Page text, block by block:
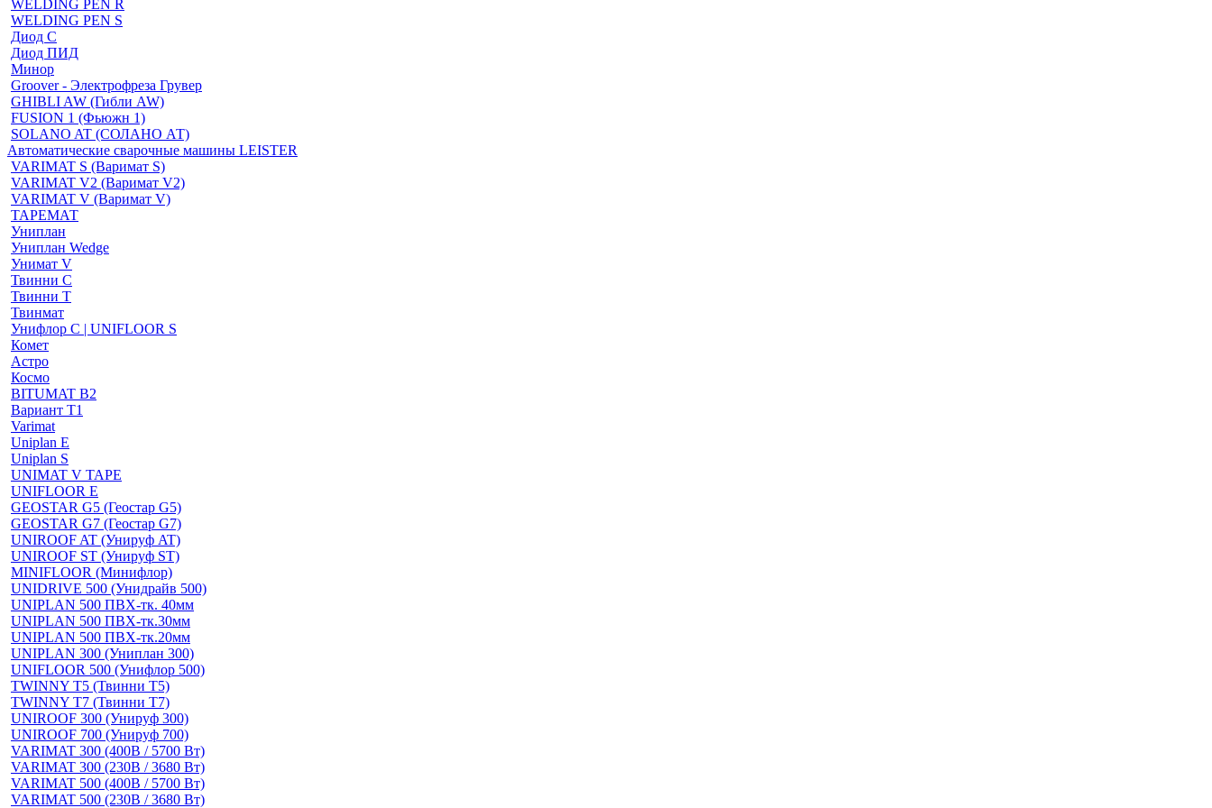
WELDING PEN R
WELDING PEN S
Диод С
Диод ПИД
Минор
Groover - Электрофреза Грувер
GHIBLI AW (Гибли AW)
FUSION 1 (Фьюжн 1)
SOLANO AT (СОЛАНО АТ)
Автоматические сварочные машины LEISTER
VARIMAT S (Варимат S)
VARIMAT V2 (Варимат V2)
VARIMAT V (Варимат V)
ТАРЕМАТ
Униплан
Униплан Wedge
Унимат V
Твинни С
Твинни Т
Твинмат
Унифлор C | UNIFLOOR S
Комет
Астро
Космо
BITUMAT B2
Вариант Т1
Varimat
Uniplan E
Uniplan S
UNIMAT V TAPE
UNIFLOOR E
GEOSTAR G5 (Геостар G5)
GEOSTAR G7 (Геостар G7)
UNIROOF AT (Унируф AT)
UNIROOF ST (Унируф ST)
MINIFLOOR (Минифлор)
UNIDRIVE 500 (Унидрайв 500)
UNIPLAN 500 ПВХ-тк. 40мм
UNIPLAN 500 ПВХ-тк.30мм
UNIPLAN 500 ПВХ-тк.20мм
UNIPLAN 300 (Униплан 300)
UNIFLOOR 500 (Унифлор 500)
TWINNY T5 (Твинни Т5)
TWINNY T7 (Твинни Т7)
UNIROOF 300 (Унируф 300)
UNIROOF 700 (Унируф 700)
VARIMAT 300 (400В / 5700 Вт)
VARIMAT 300 (230В / 3680 Вт)
VARIMAT 500 (400В / 5700 Вт)
VARIMAT 500 (230В / 3680 Вт)